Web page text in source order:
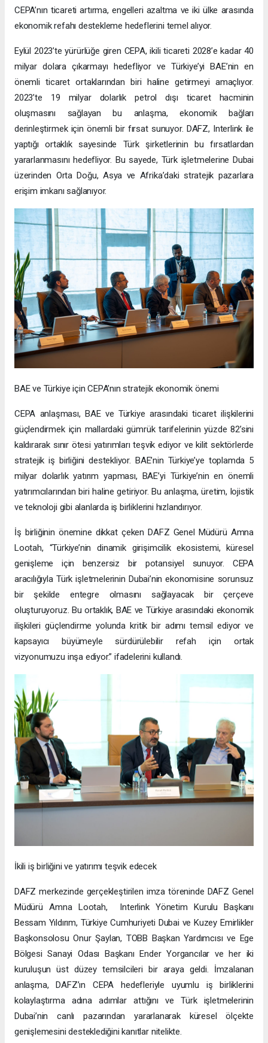
CEPA’nın ticareti artırma, engelleri azaltma ve iki ülke arasında
ekonomik refahı destekleme hedeflerini temel alıyor.
Eylül 2023’te yürürlüğe giren CEPA, ikili ticareti 2028’e kadar 40
milyar dolara çıkarmayı hedefliyor ve Türkiye’yi BAE’nin en
önemli ticaret ortaklarından biri haline getirmeyi amaçlıyor.
2023’te 19 milyar dolarlık petrol dışı ticaret hacminin
oluşmasını sağlayan bu anlaşma, ekonomik bağları
derinleştirmek için önemli bir fırsat sunuyor. DAFZ, Interlink ile
yaptığı ortaklık sayesinde Türk şirketlerinin bu fırsatlardan
yararlanmasını hedefliyor. Bu sayede, Türk işletmelerine Dubai
üzerinden Orta Doğu, Asya ve Afrika’daki stratejik pazarlara
erişim imkanı sağlanıyor.
BAE ve Türkiye için CEPA’nın stratejik ekonomik önemi
CEPA anlaşması, BAE ve Türkiye arasındaki ticaret ilişkilerini
güçlendirmek için mallardaki gümrük tarifelerinin yüzde 82’sini
kaldırarak sınır ötesi yatırımları teşvik ediyor ve kilit sektörlerde
stratejik iş birliğini destekliyor. BAE’nin Türkiye’ye toplamda 5
milyar dolarlık yatırım yapması, BAE’yi Türkiye’nin en önemli
yatırımcılarından biri haline getiriyor. Bu anlaşma, üretim, lojistik
ve teknoloji gibi alanlarda iş birliklerini hızlandırıyor.
İş birliğinin önemine dikkat çeken DAFZ Genel Müdürü Amna
Lootah, “Türkiye’nin dinamik girişimcilik ekosistemi, küresel
genişleme için benzersiz bir potansiyel sunuyor. CEPA
aracılığıyla Türk işletmelerinin Dubai’nin ekonomisine sorunsuz
bir şekilde entegre olmasını sağlayacak bir çerçeve
oluşturuyoruz. Bu ortaklık, BAE ve Türkiye arasındaki ekonomik
ilişkileri güçlendirme yolunda kritik bir adımı temsil ediyor ve
kapsayıcı büyümeyle sürdürülebilir refah için ortak
vizyonumuzu inşa ediyor.” ifadelerini kullandı.
İkili iş birliğini ve yatırımı teşvik edecek
DAFZ merkezinde gerçekleştirilen imza töreninde DAFZ Genel
Müdürü Amna Lootah, Interlink Yönetim Kurulu Başkanı
Bessam Yıldırım, Türkiye Cumhuriyeti Dubai ve Kuzey Emirlikler
Başkonsolosu Onur Şaylan, TOBB Başkan Yardımcısı ve Ege
Bölgesi Sanayi Odası Başkanı Ender Yorgancılar ve her iki
kuruluşun üst düzey temsilcileri bir araya geldi. İmzalanan
anlaşma, DAFZ’ın CEPA hedefleriyle uyumlu iş birliklerini
kolaylaştırma adına adımlar attığını ve Türk işletmelerinin
Dubai’nin canlı pazarından yararlanarak küresel ölçekte
genişlemesini desteklediğini kanıtlar nitelikte.